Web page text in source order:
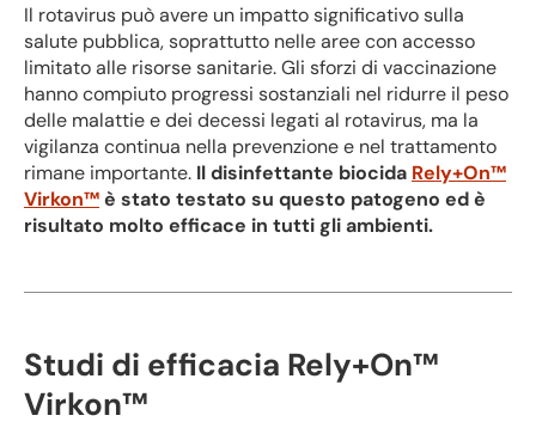
Il rotavirus può avere un impatto significativo sulla
salute pubblica, soprattutto nelle aree con accesso
limitato alle risorse sanitarie. Gli sforzi di vaccinazione
hanno compiuto progressi sostanziali nel ridurre il peso
delle malattie e dei decessi legati al rotavirus, ma la
vigilanza continua nella prevenzione e nel trattamento
rimane importante. Il disinfettante biocida Rely+On™
Virkon™è stato testato su questo patogeno ed è
risultato molto efficace in tutti gli ambienti.
Studi di efficacia Rely+On™
Virkon™